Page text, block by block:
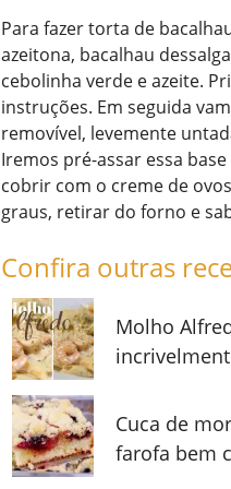
Para fazer torta de
azeitona, bacalhau
cebolinha verde e azeite.
instruções. Em seguida
removível, levemente
Iremos pré-assar essa
cobrir com o creme de
graus, retirar do forno e
Confira outras
Molho
Cuca de
farofa bem